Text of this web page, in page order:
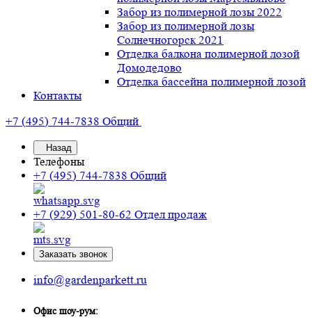
Забор из полимерной лозы 2022
Забор из полимерной лозы
Солнечногорск 2021
Отделка балкона полимерной лозой
Домодедово
Отделка бассейна полимерной лозой
Контакты
+7 (495) 744-7838 Общий
Назад
Телефоны
+7 (495) 744-7838 Общий
+7 (929) 501-80-62 Отдел продаж
Заказать звонок
info@gardenparkett.ru
Офис шоу-рум: